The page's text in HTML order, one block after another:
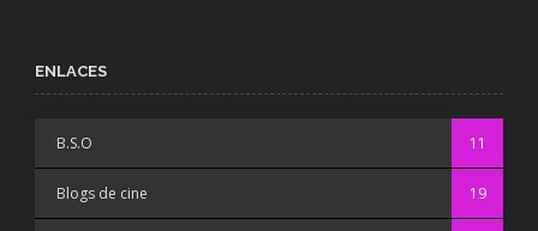
ENLACES
B.S.O 11
Blogs de cine 19